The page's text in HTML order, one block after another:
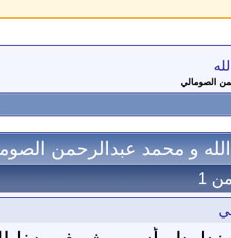
الصومالي
الله و محمد عبدالرحمن
1